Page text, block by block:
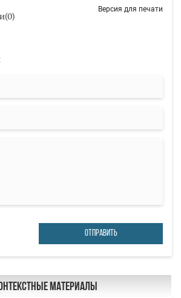
(0)
Версия для печати
ОТПРАВИТЬ
материалы